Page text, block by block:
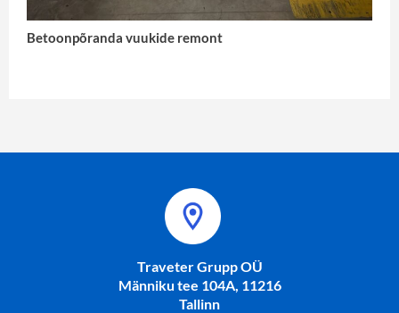
Betoonpõranda vuukide remont
Traveter Grupp OÜ
Männiku tee 104A, 11216
Tallinn